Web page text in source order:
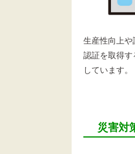
生産性向上
認証を取得
しています。
災害対